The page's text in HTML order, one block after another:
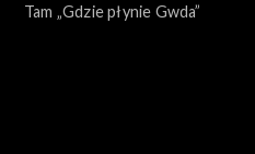
Tam „Gdzie płynie Gwda”